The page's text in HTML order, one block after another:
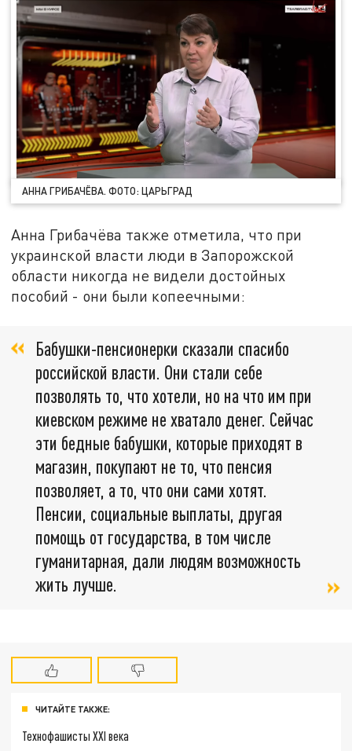
АННА ГРИБАЧЁВА. ФОТО: ЦАРЬГРАД
Анна Грибачёва также отметила, что при
украинской власти люди в Запорожской
области никогда не видели достойных
пособий - они были копеечными:
Бабушки-пенсионерки сказали спасибо
российской власти. Они стали себе
позволять то, что хотели, но на что им при
киевском режиме не хватало денег. Сейчас
эти бедные бабушки, которые приходят в
магазин, покупают не то, что пенсия
позволяет, а то, что они сами хотят.
Пенсии, социальные выплаты, другая
помощь от государства, в том числе
гуманитарная, дали людям возможность
жить лучше.
ЧИТАЙТЕ ТАКЖЕ:
Технофашисты XXI века